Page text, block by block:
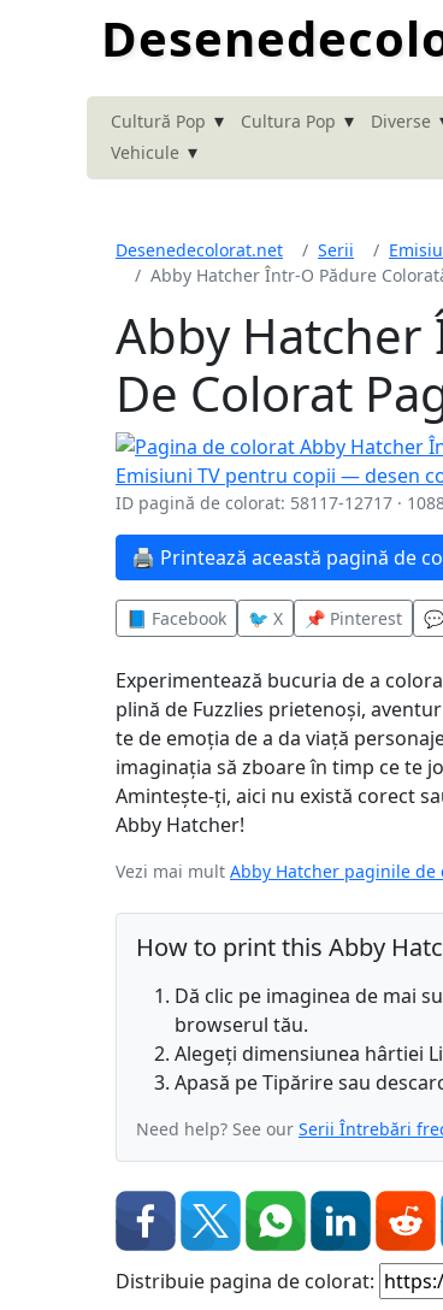
Cultură Pop ▾ Cultura Pop ▾ Diverse
Vehicule ▾
Desenedecolorat.net Serii
Abby Hatcher Într-O Pădure
Abby Hatcher
De Colorat
ID pagină de colorat: 58117-12717 ·
🖨️ Printează această pagină de
📘 Facebook 🐦 X 📌 Pinterest
Experimentează bucuria de a
plină de Fuzzlies prietenoși,
te de emoția de a da viață
imaginația să zboare în timp ce te
Amintește-ți, aici nu există corect
Abby Hatcher!
Vezi mai mult Abby Hatcher paginile de
How to print this Abby
Dă clic pe imaginea de mai
browserul tău.
Alegeți dimensiunea hârtiei
Apasă pe Tipărire sau
Need help? See our Serii Întrebări
Distribuie pagina de colorat: